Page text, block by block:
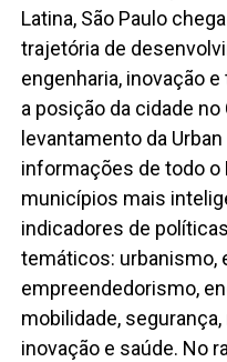
Latina, São Paulo
trajetória de
engenharia, inovação
a posição da cidade
levantamento da
informações de todo o
municípios mais
indicadores de
temáticos: urbanismo,
empreendedorismo,
mobilidade,
inovação e saúde. No